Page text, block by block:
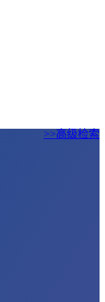
>>高级检索